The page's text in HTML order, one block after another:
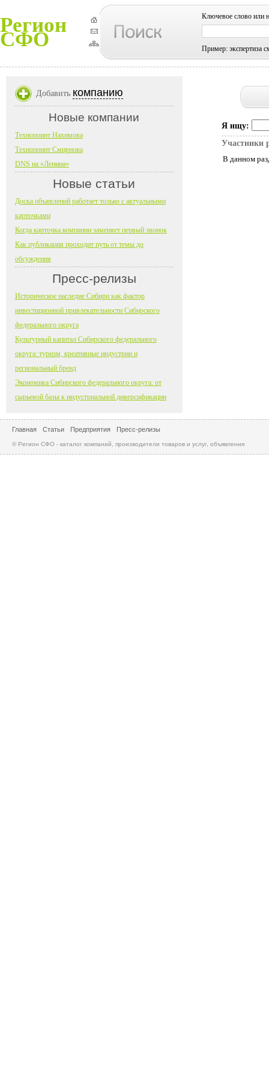
Регион
СФО
Ключевое слово или
Пример: экспертиза
Я ищу:
Участники
В данном
Добавить компанию
Новые компании
Технопоинт Нахимова
Технопоинт Смирнова
DNS на «Ленина»
Новые статьи
Доска объявлений работает только с актуальными
карточками
Когда карточка компании заменяет первый звонок
Как публикация проходит путь от темы до
обсуждения
Пресс-релизы
Историческое наследие Сибири как фактор
инвестиционной привлекательности Сибирского
федерального округа
Культурный капитал Сибирского федерального
округа: туризм, креативные индустрии и
региональный бренд
Экономика Сибирского федерального округа: от
сырьевой базы к индустриальной диверсификации
Главная Статьи Предприятия Пресс-релизы
© Регион СФО - каталог компаний, производители товаров и услуг, объявления